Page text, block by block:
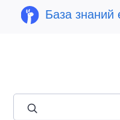
База знаний